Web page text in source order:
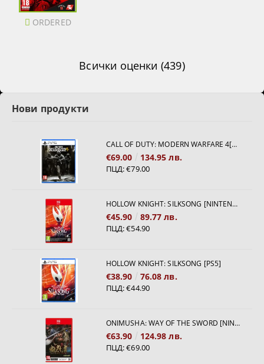
ORDERED
Всички оценки (439)
Нови продукти
CALL OF DUTY: MODERN WARFARE 4[PS5]
€69.00 134.95 лв.
ПЦД:€79.00
HOLLOW KNIGHT: SILKSONG [NINTENDO SWITCH 2]
€45.90 89.77 лв.
ПЦД:€54.90
HOLLOW KNIGHT: SILKSONG [PS5]
€38.90 76.08 лв.
ПЦД:€44.90
ONIMUSHA: WAY OF THE SWORD [NINTENDO SWITCH 2]
€63.90 124.98 лв.
ПЦД:€69.00